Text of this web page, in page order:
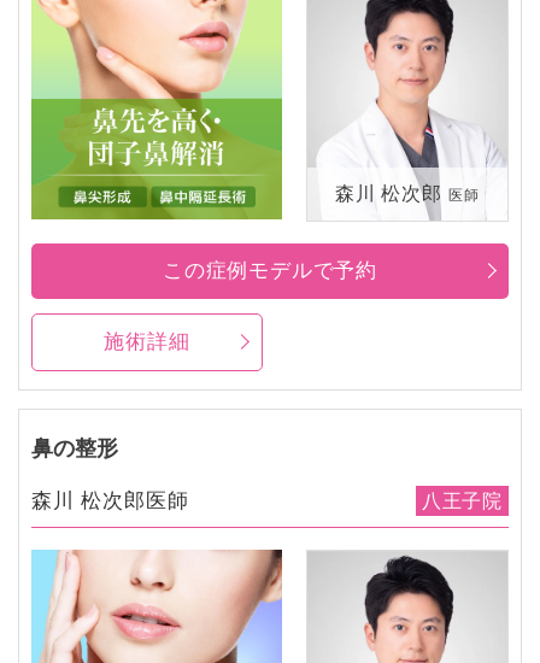
森川 松次郎 医師
施術詳細
この症例モデルで予約
鼻の整形
森川 松次郎医師 八王子院